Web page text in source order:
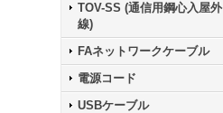
TOV-SS (通信用鋼心入屋外
線)
FAネットワークケーブル
電源コード
USBケーブル